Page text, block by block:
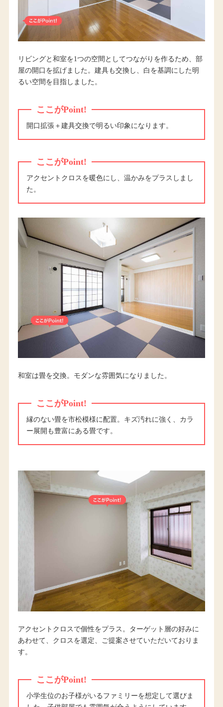
リビングと和室を1つの空間としてつながりを作るため、部
屋の開口を拡げました。建具も交換し、白を基調にした明
るい空間を目指しました。
ここがPoint!
開口拡張＋建具交換で明るい印象になります。
ここがPoint!
アクセントクロスを暖色にし、温かみをプラスしまし
た。
和室は畳を交換。モダンな雰囲気になりました。
ここがPoint!
縁のない畳を市松模様に配置。キズ汚れに強く、カラ
ー展開も豊富にある畳です。
アクセントクロスで個性をプラス。ターゲット層の好みに
あわせて、クロスを選定、ご提案させていただいておりま
す。
ここがPoint!
小学生位のお子様がいるファミリーを想定して選びま